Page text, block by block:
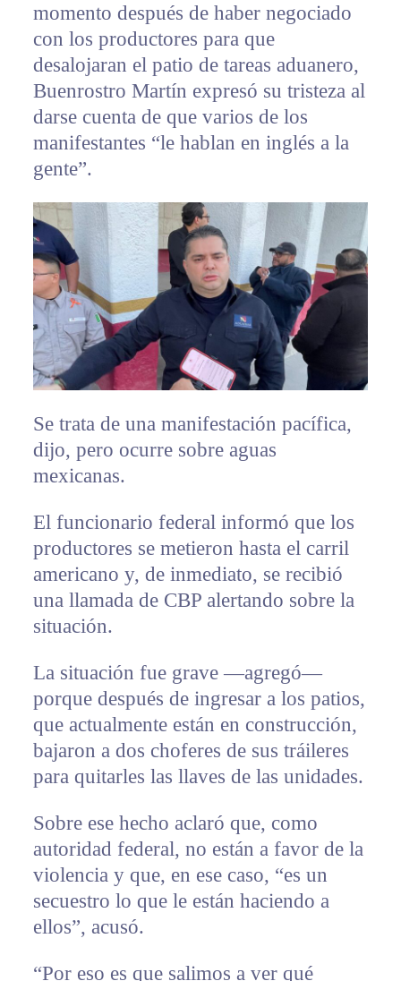
momento después de haber negociado
con los productores para que
desalojaran el patio de tareas aduanero,
Buenrostro Martín expresó su tristeza al
darse cuenta de que varios de los
manifestantes “le hablan en inglés a la
gente”.
Se trata de una manifestación pacífica,
dijo, pero ocurre sobre aguas
mexicanas.
El funcionario federal informó que los
productores se metieron hasta el carril
americano y, de inmediato, se recibió
una llamada de CBP alertando sobre la
situación.
La situación fue grave —agregó—
porque después de ingresar a los patios,
que actualmente están en construcción,
bajaron a dos choferes de sus tráileres
para quitarles las llaves de las unidades.
Sobre ese hecho aclaró que, como
autoridad federal, no están a favor de la
violencia y que, en ese caso, “es un
secuestro lo que le están haciendo a
ellos”, acusó.
“Por eso es que salimos a ver qué